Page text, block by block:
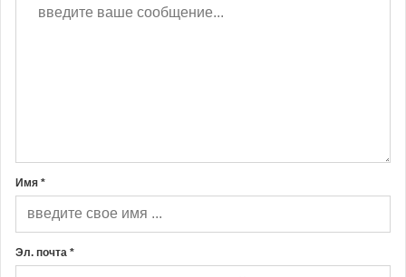
Имя *
Эл. почта *